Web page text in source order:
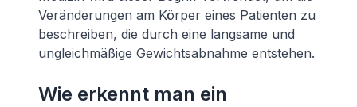
Veränderungen am Körper eines Patienten zu
beschreiben, die durch eine langsame und
ungleichmäßige Gewichtsabnahme entstehen.
Wie erkennt man ein